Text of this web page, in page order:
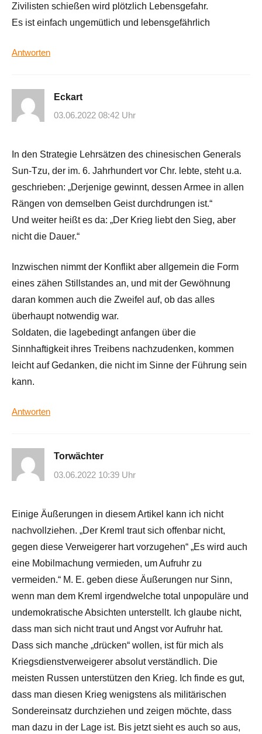
Zivilisten schießen wird plötzlich Lebensgefahr.
Es ist einfach ungemütlich und lebensgefährlich
Antworten
Eckart
03.06.2022 08:42 Uhr
In den Strategie Lehrsätzen des chinesischen Generals
Sun-Tzu, der im. 6. Jahrhundert vor Chr. lebte, steht u.a.
geschrieben: „Derjenige gewinnt, dessen Armee in allen
Rängen von demselben Geist durchdrungen ist.“
Und weiter heißt es da: „Der Krieg liebt den Sieg, aber
nicht die Dauer.“
Inzwischen nimmt der Konflikt aber allgemein die Form
eines zähen Stillstandes an, und mit der Gewöhnung
daran kommen auch die Zweifel auf, ob das alles
überhaupt notwendig war.
Soldaten, die lagebedingt anfangen über die
Sinnhaftigkeit ihres Treibens nachzudenken, kommen
leicht auf Gedanken, die nicht im Sinne der Führung sein
kann.
Antworten
Torwächter
03.06.2022 10:39 Uhr
Einige Äußerungen in diesem Artikel kann ich nicht
nachvollziehen. „Der Kreml traut sich offenbar nicht,
gegen diese Verweigerer hart vorzugehen“ „Es wird auch
eine Mobilmachung vermieden, um Aufruhr zu
vermeiden.“ M. E. geben diese Äußerungen nur Sinn,
wenn man dem Kreml irgendwelche total unpopuläre und
undemokratische Absichten unterstellt. Ich glaube nicht,
dass man sich nicht traut und Angst vor Aufruhr hat.
Dass sich manche „drücken“ wollen, ist für mich als
Kriegsdienstverweigerer absolut verständlich. Die
meisten Russen unterstützen den Krieg. Ich finde es gut,
dass man diesen Krieg wenigstens als militärischen
Sondereinsatz durchziehen und zeigen möchte, dass
man dazu in der Lage ist. Bis jetzt sieht es auch so aus,